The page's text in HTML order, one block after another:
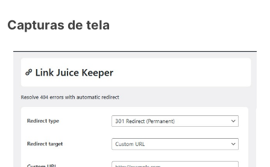
Capturas de tela